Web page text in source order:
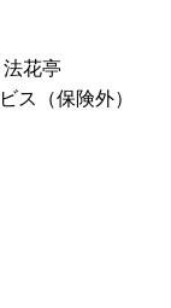
花亭
ス（保険外）